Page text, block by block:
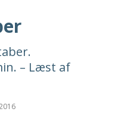
– Læst af